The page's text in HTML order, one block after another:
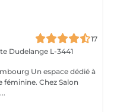
17
Dudelange L-3441
dédié à
féminine. Chez Salon